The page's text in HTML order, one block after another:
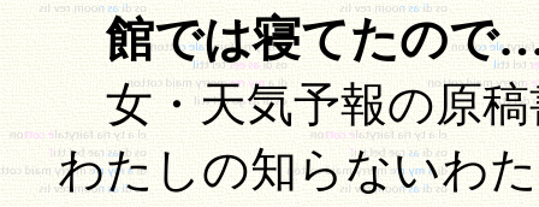
館では寝てたので
女・天気予報の原
わたしの知らないわ